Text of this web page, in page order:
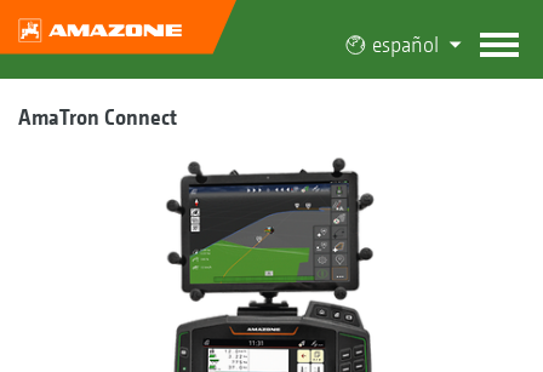
español
AmaTron Connect